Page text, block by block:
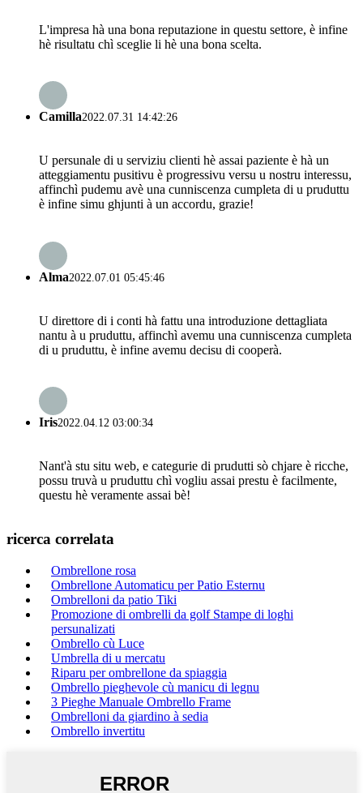
L'impresa hà una bona reputazione in questu settore, è infine
hè risultatu chì sceglie li hè una bona scelta.
Camilla2022.07.31 14:42:26
U persunale di u serviziu clienti hè assai paziente è hà un
atteggiamentu pusitivu è progressivu versu u nostru interessu,
affinchì pudemu avè una cunniscenza cumpleta di u pruduttu
è infine simu ghjunti à un accordu, grazie!
Alma2022.07.01 05:45:46
U direttore di i conti hà fattu una introduzione dettagliata
nantu à u pruduttu, affinchì avemu una cunniscenza cumpleta
di u pruduttu, è infine avemu decisu di cooperà.
Iris2022.04.12 03:00:34
Nant'à stu situ web, e categurie di prudutti sò chjare è ricche,
possu truvà u pruduttu chì vogliu assai prestu è facilmente,
questu hè veramente assai bè!
ricerca correlata
Ombrellone rosa
Ombrellone Automaticu per Patio Esternu
Ombrelloni da patio Tiki
Promozione di ombrelli da golf Stampe di loghi
persunalizati
Ombrello cù Luce
Umbrella di u mercatu
Riparu per ombrellone da spiaggia
Ombrello pieghevole cù manicu di legnu
3 Pieghe Manuale Ombrello Frame
Ombrelloni da giardino à sedia
Ombrello invertitu